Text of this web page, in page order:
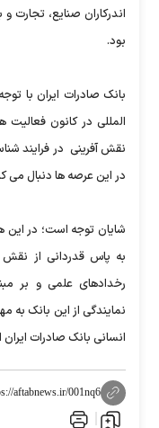
اندرکاران صنایع،
بود.
بانک صادرات ایران با
المللی در کانون فعالیت
نقش آفرینی در فرایند
در این عرصه ها دنبال می
شايان توجه است؛ در
به پاس قدردانی از نقش
رخدادهای علمی و بر
نمایندگی از این بانک به
انسانی بانک صادرات
aftabnews.ir/001nq6